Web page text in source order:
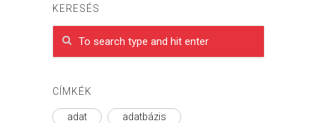
KERESÉS
CÍMKÉK
adat adatbázis